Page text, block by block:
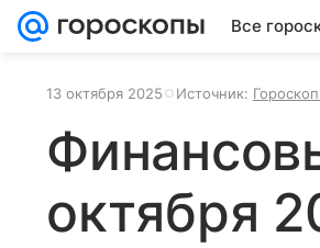
Все
13 октября 2025 Источник:
октября